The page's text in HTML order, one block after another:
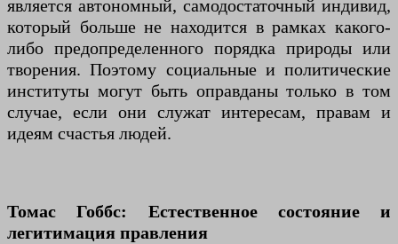
является автономный, самодостаточный индивид,
который больше не находится в рамках какого-
либо предопределенного порядка природы или
творения. Поэтому социальные и политические
институты могут быть оправданы только в том
случае, если они служат интересам, правам и
идеям счастья людей.
Томас Гоббс: Естественное состояние и
легитимация правления